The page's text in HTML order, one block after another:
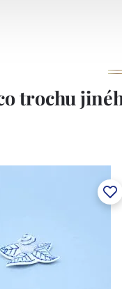
trochu